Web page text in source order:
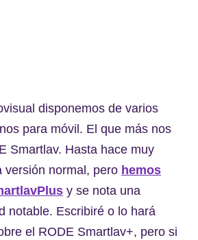
disponemos de varios
para móvil. El que más nos
Smartlav. Hasta hace muy
versión normal, pero hemos
y se nota una
notable. Escribiré o lo hará
el RODE Smartlav+, pero si